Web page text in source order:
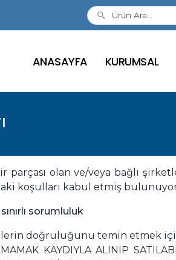
ANASAYFA KURUMSAL
parçası olan ve/veya bağlı
koşulları kabul etmiş
sorumluluk
doğruluğunu temin etmek
KAYDIYLA ALINIP